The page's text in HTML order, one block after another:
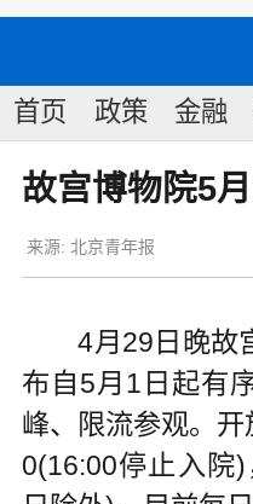
首页 政策 金融
故宫博物院5
来源: 北京青年报
4月29日晚故
布自5月1日起有
峰、限流参观。
0(16:00停止入院